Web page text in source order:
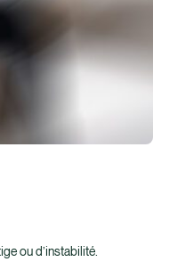
ou d’instabilité.